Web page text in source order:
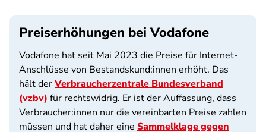
Preiserhöhungen bei Vodafone
Vodafone hat seit Mai 2023 die Preise für Internet-
Anschlüsse von Bestandskund:innen erhöht. Das
hält derVerbraucherzentrale Bundesverband
(vzbv) für rechtswidrig. Er ist der Auffassung, dass
Verbraucher:innen nur die vereinbarten Preise zahlen
müssen und hat daher eine Sammelklage gegen